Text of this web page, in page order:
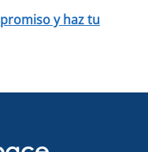
y haz tu